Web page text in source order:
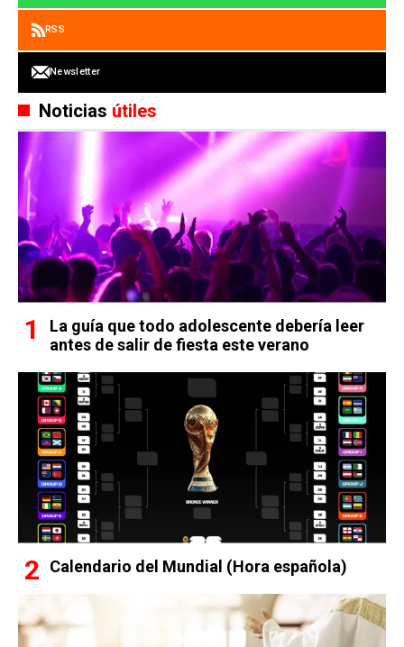
RSS
Newsletter
Noticias útiles
La guía que todo adolescente debería leer
antes de salir de fiesta este verano
Calendario del Mundial (Hora española)